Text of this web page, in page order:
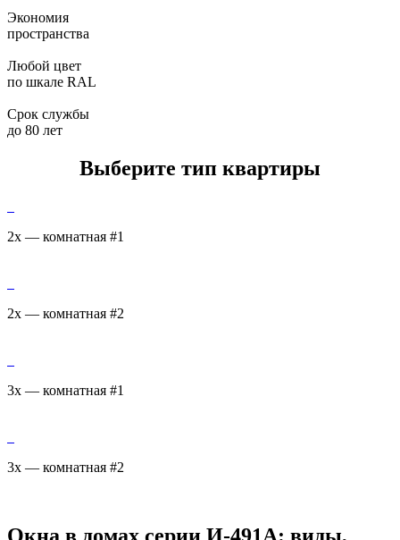
Экономия
пространства
Любой цвет
по шкале RAL
Срок службы
до 80 лет
Выберите тип квартиры
2х — комнатная #1
2х — комнатная #2
3х — комнатная #1
3х — комнатная #2
Окна в домах серии И-491А: виды,